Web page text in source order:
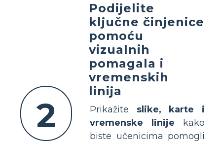
2
Podijelite
ključne činjenice
pomoću
vizualnih
pomagala i
vremenskih
linija
Prikažite slike, karte i
vremenske linije kako
biste učenicima pomogli